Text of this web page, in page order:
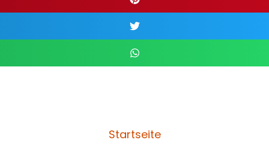
Startseite